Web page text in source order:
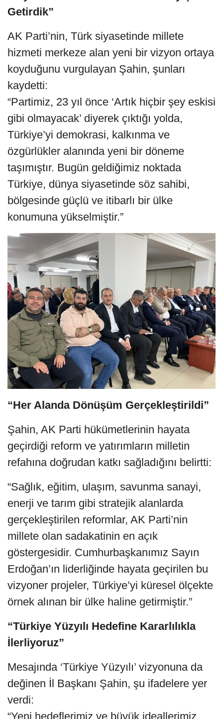
Getirdik”
AK Parti’nin, Türk siyasetinde millete
hizmeti merkeze alan yeni bir vizyon ortaya
koyduğunu vurgulayan Şahin, şunları
kaydetti:
“Partimiz, 23 yıl önce ‘Artık hiçbir şey eskisi
gibi olmayacak’ diyerek çıktığı yolda,
Türkiye’yi demokrasi, kalkınma ve
özgürlükler alanında yeni bir döneme
taşımıştır. Bugün geldiğimiz noktada
Türkiye, dünya siyasetinde söz sahibi,
bölgesinde güçlü ve itibarlı bir ülke
konumuna yükselmiştir.”
“Her Alanda Dönüşüm Gerçekleştirildi”
Şahin, AK Parti hükümetlerinin hayata
geçirdiği reform ve yatırımların milletin
refahına doğrudan katkı sağladığını belirtti:
“Sağlık, eğitim, ulaşım, savunma sanayi,
enerji ve tarım gibi stratejik alanlarda
gerçekleştirilen reformlar, AK Parti’nin
millete olan sadakatinin en açık
göstergesidir. Cumhurbaşkanımız Sayın
Erdoğan’ın liderliğinde hayata geçirilen bu
vizyoner projeler, Türkiye’yi küresel ölçekte
örnek alınan bir ülke haline getirmiştir.”
“Türkiye Yüzyılı Hedefine Kararlılıkla
İlerliyoruz”
Mesajında ‘Türkiye Yüzyılı’ vizyonuna da
değinen İl Başkanı Şahin, şu ifadelere yer
verdi:
“Yeni hedeflerimiz ve büyük ideallerimiz